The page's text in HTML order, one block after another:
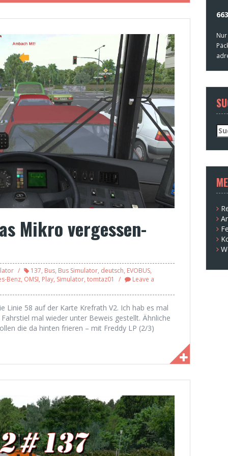
Mikro vergessen-
137, Bus, Bus Simulator, deutsch, EVOBUS,
Benz, OMSI, Play, Simulator, tomtaz01 Leave a
Linie 58 auf der Karte Krefrath V2. Ich hab es mal
mal wieder unter Beweis gestellt. Ähnliche
die da hinten frieren – mit Freddy LP (2/3)